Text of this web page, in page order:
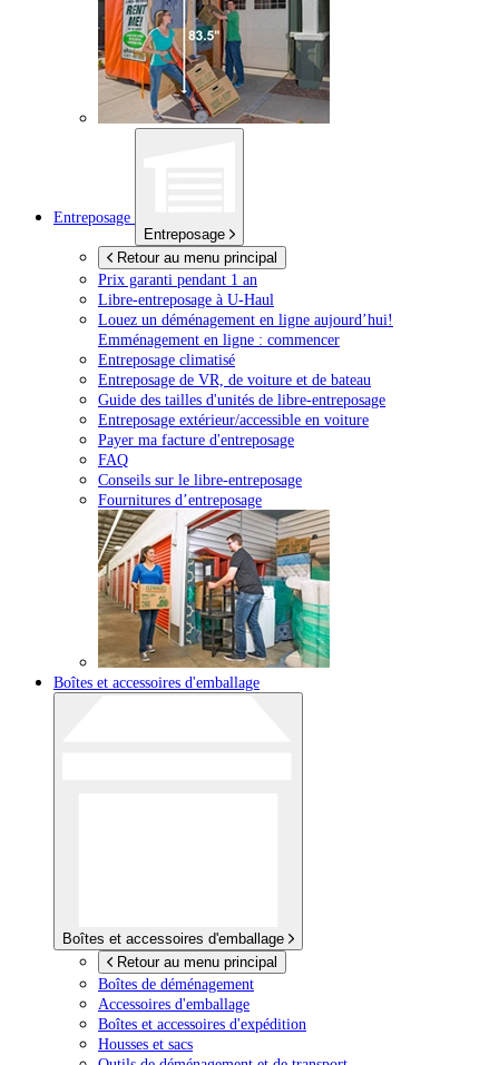
Entreposage
Entreposage
Retour au menu principal
Prix garanti pendant 1 an
Libre-entreposage à U-Haul
Louez un déménagement en ligne aujourd’hui!
Emménagement en ligne : commencer
Entreposage climatisé
Entreposage de VR, de voiture et de bateau
Guide des tailles d'unités de libre-entreposage
Entreposage extérieur/accessible en voiture
Payer ma facture d'entreposage
FAQ
Conseils sur le libre-entreposage
Fournitures d’entreposage
Boîtes et accessoires d'emballage
Boîtes et accessoires d'emballage
Retour au menu principal
Boîtes de déménagement
Accessoires d'emballage
Boîtes et accessoires d'expédition
Housses et sacs